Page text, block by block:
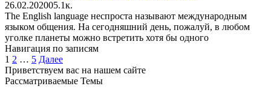
26.02.202005.1к.
The English language неспроста называют международным
языком общения. На сегодняшний день, пожалуй, в любом
уголке планеты можно встретить хотя бы одного
Навигация по записям
1 2 … 5 Далее
Приветствуем вас на нашем сайте
Рассматриваемые Темы